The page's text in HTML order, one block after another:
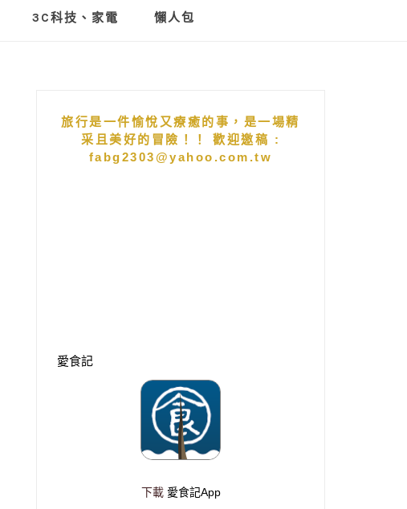
3C科技、家電 懶人包
旅行是一件愉悅又療癒的事，是一場精
采且美好的冒險！！ 歡迎邀稿 :
fabg2303@yahoo.com.tw
愛食記
下載 愛食記App